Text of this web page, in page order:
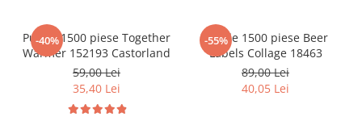
Retro Arcade – Jocuri, Console si
Accesorii Clasice
Hello Kitty - Produse Oficiale
-40%
Puzzle 1500 piese Together
Warmer 152193 Castorland
59,00 Lei
35,40 Lei
-55%
Puzzle 1500 piese Beer
Labels Collage 18463
89,00 Lei
40,05 Lei